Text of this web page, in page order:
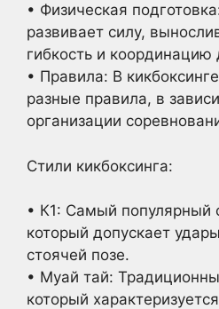
• Физическая
развивает силу,
гибкость и
• Правила: В
разные правила, в
организации
Стили кикбоксинга:
• К1: Самый популярный
который допускает
стоячей позе.
• Муай тай:
который